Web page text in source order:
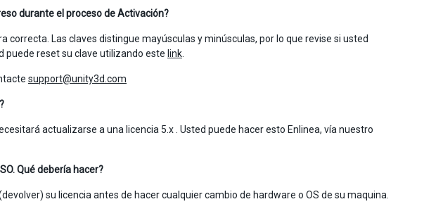
durante el proceso de Activación?
correcta. Las claves distingue mayúsculas y minúsculas, por lo que revise si usted
puede reset su clave utilizando este link
support@unity3d.com
actualizarse a una licencia 5.x . Usted puede hacer esto Enlinea, vía nuestro
Qué debería hacer?
su licencia antes de hacer cualquier cambio de hardware o OS de su maquina.